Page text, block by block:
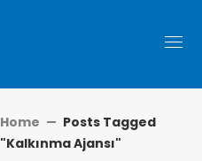
Home
Posts Tagged
"kalkınma Ajansı"